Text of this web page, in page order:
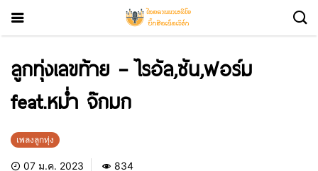
ลูกทุ่งเลขท้าย – ไรอัล,ซัน,ฟอร์ม
feat.หม่ำ จ๊กมก
เพลงลูกทุ่ง
07 ม.ค. 2023 834